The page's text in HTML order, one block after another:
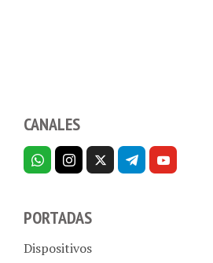
CANALES
PORTADAS
Dispositivos